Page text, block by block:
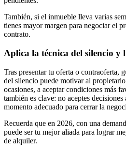
También, si el inmueble lleva varias
tienes mayor margen para negociar el
contrato.
Aplica la técnica del silencio y
Tras presentar tu oferta o contraoferta,
del silencio puede motivar al
ocasiones, a aceptar condiciones más
también es clave: no aceptes decisiones
momento adecuado para cerrar la
Recuerda que en 2026, con una
puede ser tu mejor aliada para lograr
de alquiler.